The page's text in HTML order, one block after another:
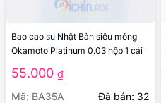
Bao cao su Nhật Bản siêu mỏng
Okamoto Platinum 0.03 hộp 1 cái
55.000 ₫
Mã: BA35A
Đã bán: 32